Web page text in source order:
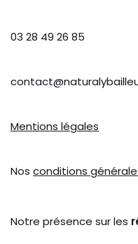
03 28 49 26 85
Mentions légales
Nos conditions
Notre présence sur les